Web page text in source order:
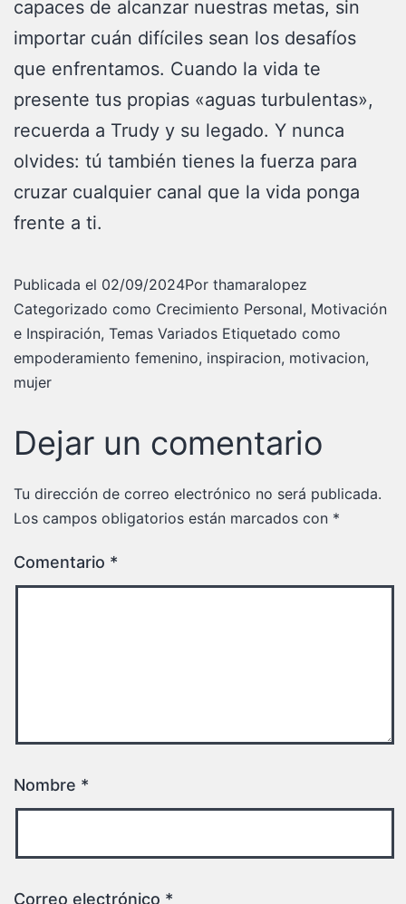
capaces de alcanzar nuestras metas, sin
importar cuán difíciles sean los desafíos
que enfrentamos. Cuando la vida te
presente tus propias «aguas turbulentas»,
recuerda a Trudy y su legado. Y nunca
olvides: tú también tienes la fuerza para
cruzar cualquier canal que la vida ponga
frente a ti.
Publicada el 02/09/2024Por thamaralopez
Categorizado como Crecimiento Personal, Motivación
e Inspiración, Temas Variados Etiquetado como
empoderamiento femenino, inspiracion, motivacion,
mujer
Dejar un comentario
Tu dirección de correo electrónico no será publicada.
Los campos obligatorios están marcados con *
Comentario *
Nombre *
Correo electrónico *